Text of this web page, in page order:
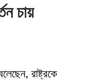
চায়
রাষ্ট্রকে